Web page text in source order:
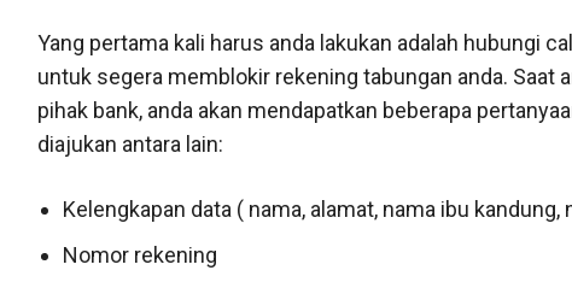
Yang pertama kali harus anda lakukan adalah hubungi
untuk segera memblokir rekening tabungan anda. Saat
pihak bank, anda akan mendapatkan beberapa
diajukan antara lain:
Kelengkapan data ( nama, alamat, nama ibu kandung,
Nomor rekening